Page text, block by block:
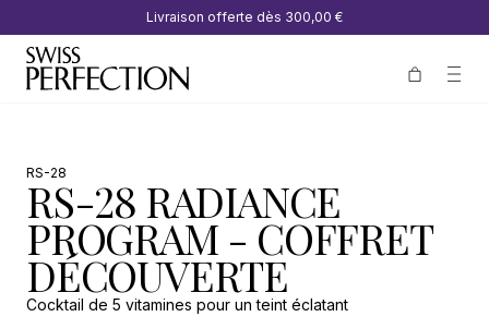
Livraison offerte dès 300,00 €
RS-28
RS-28 RADIANCE
PROGRAM - COFFRET
DÉCOUVERTE
Cocktail de 5 vitamines pour un teint éclatant